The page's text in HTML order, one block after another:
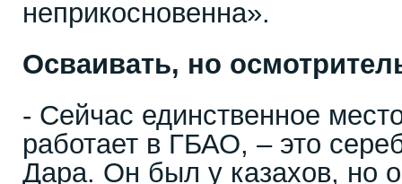
неприкосновенна».
Осваивать, но
- Сейчас единственное
работает в ГБАО, – это
Дара. Он был у казахов, но